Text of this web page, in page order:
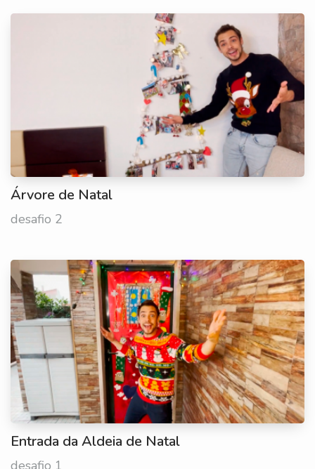
Árvore de Natal
desafio 2
Entrada da Aldeia de Natal
desafio 1